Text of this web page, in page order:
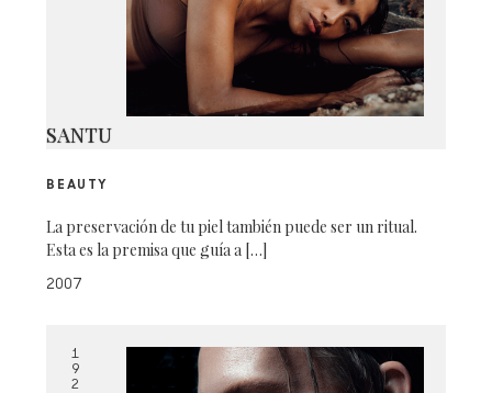
SANTU
BEAUTY
La preservación de tu piel también puede ser un ritual.
Esta es la premisa que guía a […]
2007
1
9
2